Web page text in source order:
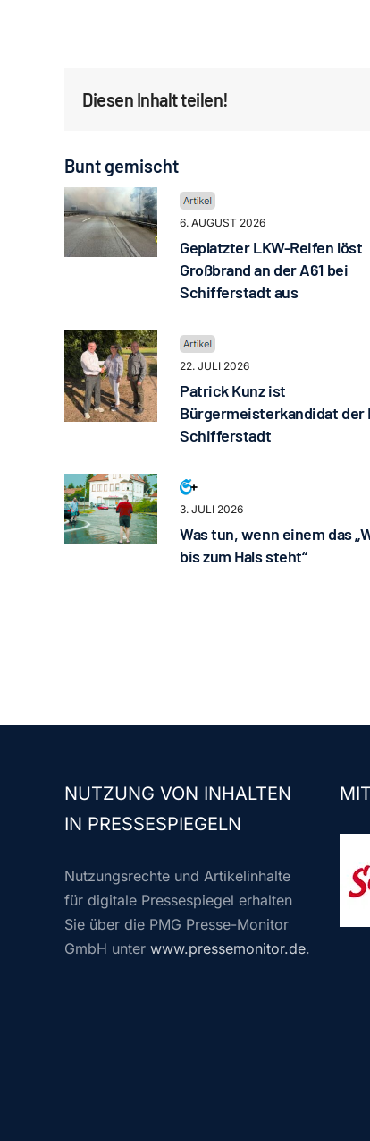
Diesen Inhalt teilen!
Bunt gemischt
6. AUGUST 2026
Geplatzter LKW-Reifen löst
Großbrand an der A61 bei
Schifferstadt aus
22. JULI 2026
Patrick Kunz ist
Bürgermeisterkandidat der
Schifferstadt
3. JULI 2026
Was tun, wenn einem das
bis zum Hals steht“
NUTZUNG VON INHALTEN
IN PRESSESPIEGELN
Nutzungsrechte und Artikelinhalte
für digitale Pressespiegel erhalten
Sie über die PMG Presse-Monitor
GmbH unter www.pressemonitor.de.